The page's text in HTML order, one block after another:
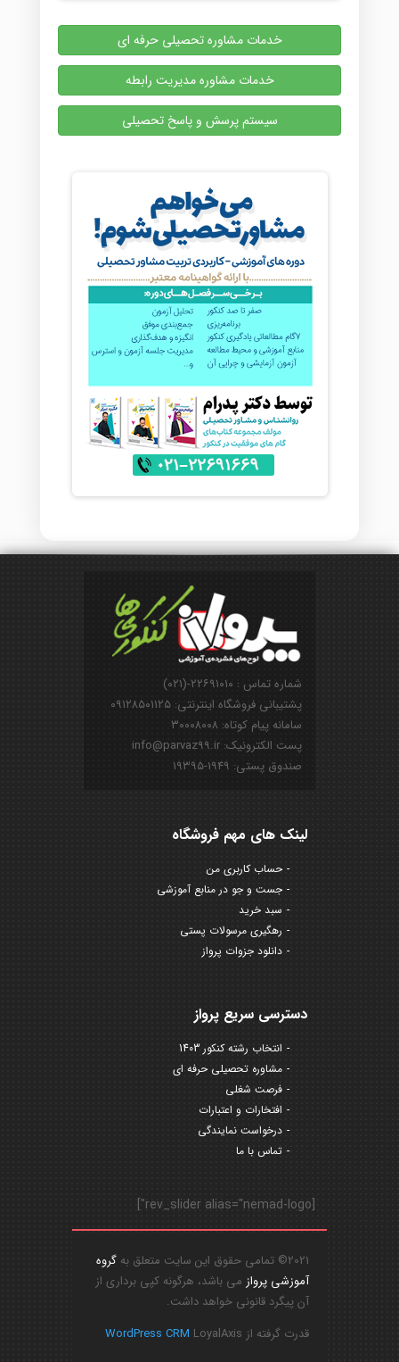
خدمات مشاوره تحصیلی حرفه ای
خدمات مشاوره مدیریت رابطه
سیستم پرسش و پاسخ تحصیلی
شماره تماس : ۲۲۶۹۱۰۱۰-(۰۲۱)
پشتیبانی فروشگاه اینترنتی: ۰۹۱۲۸۵۰۱۱۲۵
سامانه پیام کوتاه: ۳۰۰۰۸۰۰۸
پست الکترونیک: info@parvaz99.ir
صندوق پستی: ۱۹۴۹-۱۹۳۹۵
لینک های مهم فروشگاه
حساب کاربری من
جست و جو در منابع آموزشی
سبد خرید
رهگیری مرسولات پستی
دانلود جزوات پرواز
دسترسی سریع پرواز
انتخاب رشته کنکور 1403
مشاوره تحصیلی حرفه ای
فرصت شغلی
افتخارات و اعتبارات
درخواست نمایندگی
تماس با ما
[rev_slider alias="nemad-logo"]
2021© تمامی حقوق این سایت متعلق به
گروه
آموزشی پروازمی باشد، هرگونه کپی برداری از
آن پیگرد قانونی خواهد داشت.
قدرت گرفته از
WordPress CRM LoyalAxis